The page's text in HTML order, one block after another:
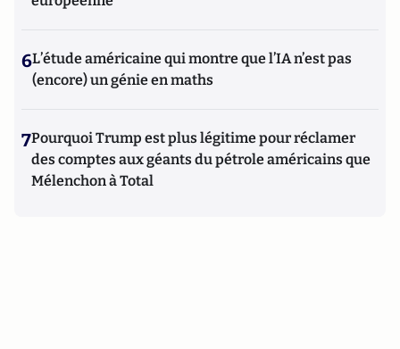
6L’étude américaine qui montre que l’IA n’est pas
(encore) un génie en maths
7Pourquoi Trump est plus légitime pour réclamer
des comptes aux géants du pétrole américains que
Mélenchon à Total